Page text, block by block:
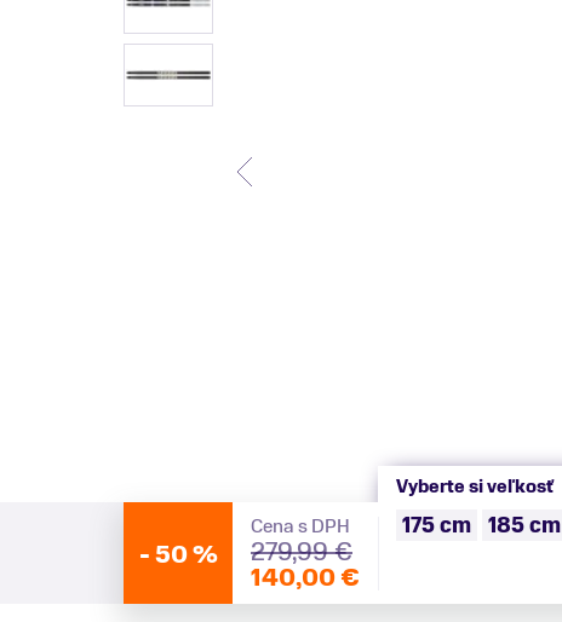
-50 %
Cena s DPH
279,99 €
140,00 €
Vyberte si veľkosť
175 cm 185 cm